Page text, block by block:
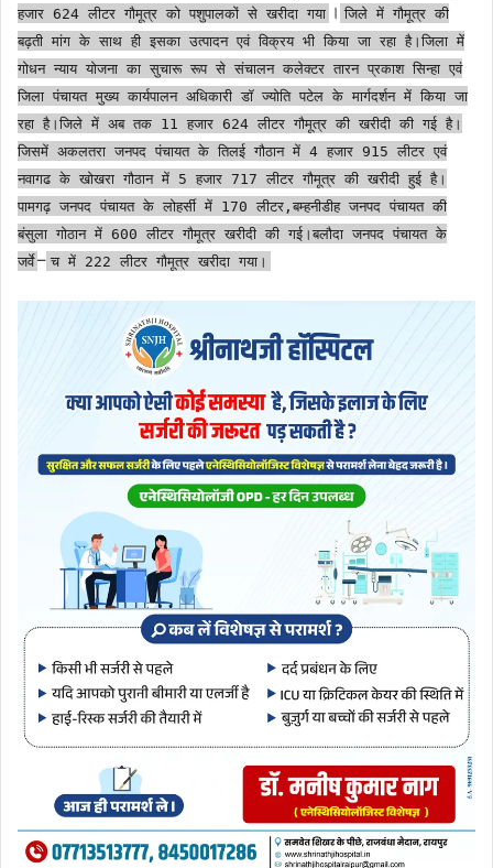
हजार 624 लीटर गौमूत्र को पशुपालकों से खरीदा गया । जिले में गौमूत्र की
बढ़ती मांग के साथ ही इसका उत्पादन एवं विक्रय भी किया जा रहा है।जिला में
गोधन न्याय योजना का सुचारू रूप से संचालन कलेक्टर तारन प्रकाश सिन्हा एवं
जिला पंचायत मुख्य कार्यपालन अधिकारी डॉ ज्योति पटेल के मार्गदर्शन में किया जा
रहा है।जिले में अब तक 11 हजार 624 लीटर गौमूत्र की खरीदी की गई है।
जिसमें अकलतरा जनपद पंचायत के तिलई गौठान में 4 हजार 915 लीटर एवं
नवागढ के खोखरा गौठान में 5 हजार 717 लीटर गौमूत्र की खरीदी हुई है।
पामगढ़ जनपद पंचायत के लोहर्सी में 170 लीटर,बम्हनीडीह जनपद पंचायत की
बंसुला गोठान में 600 लीटर गौमूत्र खरीदी की गई।बलौदा जनपद पंचायत के
जर्वे – च में 222 लीटर गौमूत्र खरीदा गया।